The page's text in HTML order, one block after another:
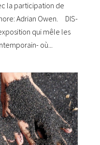
la participation de
Adrian Owen. DIS-
exposition qui mêle les
où...